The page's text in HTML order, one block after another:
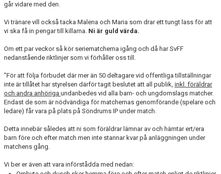
går vidare med den.
Vi tränare vill också tacka Malena och Maria som drar ett tungt lass för att
vi ska få in pengar till killarna. Ni är guld värda.
Om ett par veckor så kör seriematcherna igång och då har SvFF
nedanstående riktlinjer som vi förhåller oss till.
"För att följa förbudet där mer än 50 deltagare vid offentliga tillställningar
inte är tillåtet har styrelsen därför tagit beslutet att all publik, inkl. föräldrar
och andra anhöriga undanbedes vid alla barn- och ungdomslags matcher.
Endast de som är nödvändiga för matchernas genomförande (spelare och
ledare) får vara på plats på Söndrums IP under match.
Detta innebär således att ni som föräldrar lämnar av och hämtar ert/era
barn före och efter match men inte stannar kvar på anläggningen under
matchens gång.
Vi ber er även att vara införstådda med nedan: